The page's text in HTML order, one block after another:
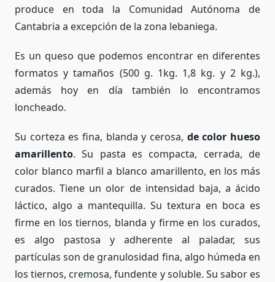
produce en toda la Comunidad Autónoma de
Cantabria a excepción de la zona lebaniega.
Es un queso que podemos encontrar en diferentes
formatos y tamaños (500 g. 1kg. 1,8 kg. y 2 kg.),
además hoy en día también lo encontramos
loncheado.
Su corteza es fina, blanda y cerosa, de color hueso
amarillento. Su pasta es compacta, cerrada, de
color blanco marfil a blanco amarillento, en los más
curados. Tiene un olor de intensidad baja, a ácido
láctico, algo a mantequilla. Su textura en boca es
firme en los tiernos, blanda y firme en los curados,
es algo pastosa y adherente al paladar, sus
partículas son de granulosidad fina, algo húmeda en
los tiernos, cremosa, fundente y soluble. Su sabor es